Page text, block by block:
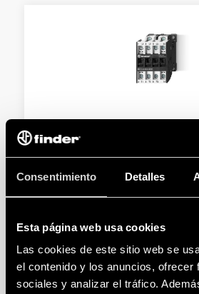
Consentimiento Detalles
Esta página web usa cookies
Las cookies de este sitio web se
el contenido y los anuncios, ofrecer
sociales y analizar el tráfico.
TIPO 6K.14 - CONTACTORES
Tipo 6K.14.x.xxx.4x18 - 18 A - 400 V
DETAILS